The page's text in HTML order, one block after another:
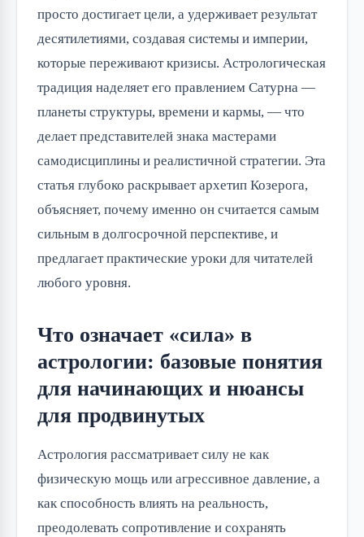
просто достигает цели, а удерживает результат
десятилетиями, создавая системы и империи,
которые переживают кризисы. Астрологическая
традиция наделяет его правлением Сатурна —
планеты структуры, времени и кармы, — что
делает представителей знака мастерами
самодисциплины и реалистичной стратегии. Эта
статья глубоко раскрывает архетип Козерога,
объясняет, почему именно он считается самым
сильным в долгосрочной перспективе, и
предлагает практические уроки для читателей
любого уровня.
Что означает «сила» в
астрологии: базовые понятия
для начинающих и нюансы
для продвинутых
Астрология рассматривает силу не как
физическую мощь или агрессивное давление, а
как способность влиять на реальность,
преодолевать сопротивление и сохранять